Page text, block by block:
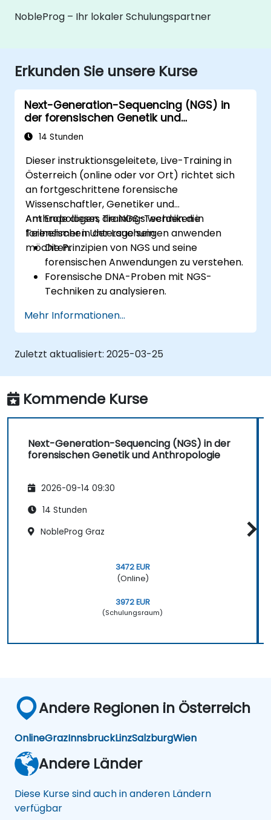
NobleProg – Ihr lokaler Schulungspartner
Erkunden Sie unsere Kurse
Next-Generation-Sequencing (NGS) in
der forensischen Genetik und
Anthropologie
14 Stunden
Dieser instruktionsgeleitete, Live-Training in
Österreich (online oder vor Ort) richtet sich
an fortgeschrittene forensische
Wissenschaftler, Genetiker und
Anthropologen, die NGS-Techniken in
forensischen Untersuchungen anwenden
möchten.
Am Ende dieses Trainings werden die
Teilnehmer in der Lage sein:
Die Prinzipien von NGS und seine
forensischen Anwendungen zu verstehen.
Forensische DNA-Proben mit NGS-
Techniken zu analysieren.
Menschen und Bestimmung der
Abstammung zu interpretieren.
NGS bei degradierten und komplexen
Bioinformatik-Tools für forensische
genomische Analysen zu nutzen.
Gesetzliche und ethische Aspekte in der
forensischen Genomik zu verstehen.
Mehr Informationen...
Zuletzt aktualisiert: 2025-03-25
Kommende Kurse
Next-Generation-Sequencing (NGS) in der
forensischen Genetik und Anthropologie
2026-09-14 09:30
14 Stunden
NobleProg Graz
3472 EUR
(Online)
3972 EUR
(Schulungsraum)
Andere Regionen in Österreich
OnlineGrazInnsbruckLinzSalzburgWien
Andere Länder
Diese Kurse sind auch in anderen Ländern
verfügbar